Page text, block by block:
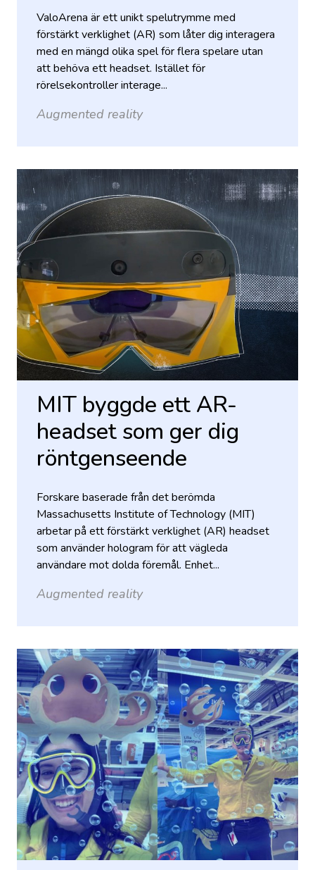
ValoArena är ett unikt spelutrymme med
förstärkt verklighet (AR) som låter dig interagera
med en mängd olika spel för flera spelare utan
att behöva ett headset. Istället för
rörelsekontroller interage...
Augmented reality
MIT byggde ett AR-
headset som ger dig
röntgenseende
Forskare baserade från det berömda
Massachusetts Institute of Technology (MIT)
arbetar på ett förstärkt verklighet (AR) headset
som använder hologram för att vägleda
användare mot dolda föremål. Enhet...
Augmented reality